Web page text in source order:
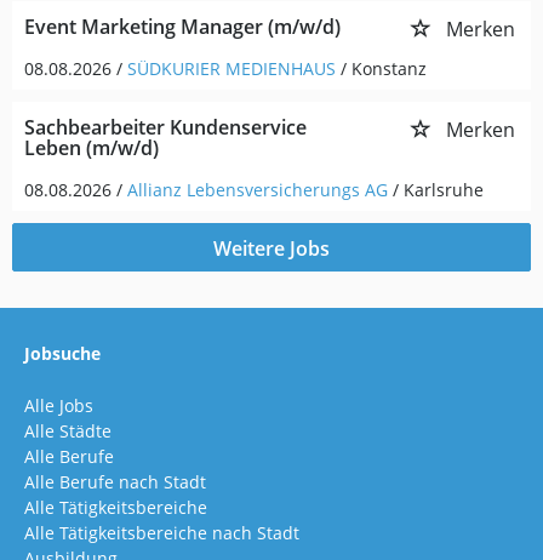
Event Marketing Manager (m/w/d) Merken
08.08.2026 / SÜDKURIER MEDIENHAUS / Konstanz
Sachbearbeiter Kundenservice
Leben (m/w/d)
Merken
08.08.2026 / Allianz Lebensversicherungs AG / Karlsruhe
Weitere Jobs
Jobsuche
Alle Jobs
Alle Städte
Alle Berufe
Alle Berufe nach Stadt
Alle Tätigkeitsbereiche
Alle Tätigkeitsbereiche nach Stadt